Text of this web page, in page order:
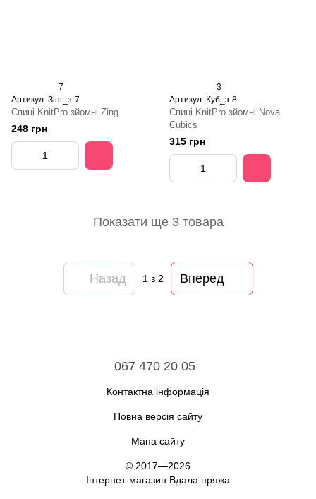
7
Артикул: Зінг_з-7
Спиці KnitPro зйомні Zing
248 грн
3
Артикул: Куб_з-8
Спиці KnitPro зйомні Nova
Cubics
315 грн
Показати ще 3 товара
Назад 1 з 2 Вперед
067 470 20 05
Контактна інформація
Повна версія сайту
Мапа сайту
© 2017—2026
Інтернет-магазин Вдала пряжа